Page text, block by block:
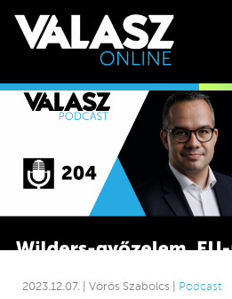
2023.12.07. | Vörös Szabolcs | Podcast